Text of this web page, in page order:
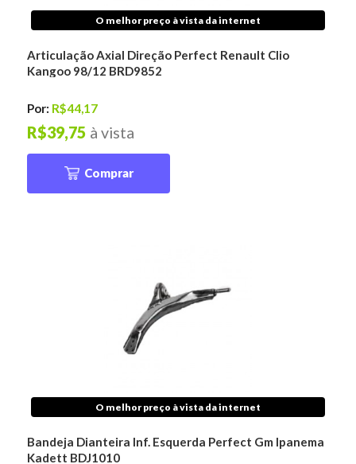
O melhor preço à vista da internet
Articulação Axial Direção Perfect Renault Clio
Kangoo 98/12 BRD9852
Por: R$44,17
à vista
R$39,75
Comprar
O melhor preço à vista da internet
Bandeja Dianteira Inf. Esquerda Perfect Gm Ipanema
Kadett BDJ1010